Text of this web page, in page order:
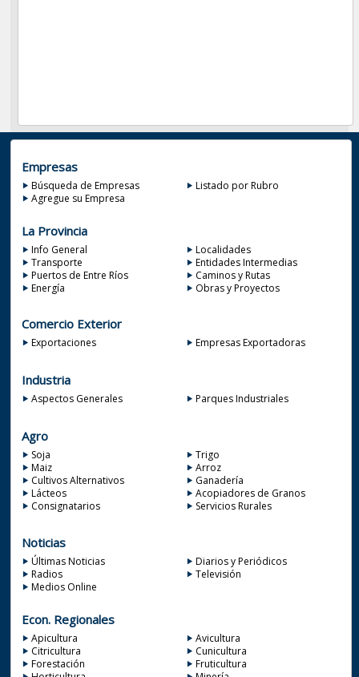
Empresas
Búsqueda de Empresas
Listado por Rubro
Agregue su Empresa
La Provincia
Info General
Localidades
Transporte
Entidades Intermedias
Puertos de Entre Ríos
Caminos y Rutas
Energía
Obras y Proyectos
Comercio Exterior
Exportaciones Empresas Exportadoras
Industria
Aspectos Generales Parques Industriales
Agro
Soja
Trigo
Maiz
Arroz
Cultivos Alternativos
Ganadería
Lácteos
Acopiadores de Granos
Consignatarios
Servicios Rurales
Noticias
Últimas Noticias
Diarios y Periódicos
Radios
Televisión
Medios Online
Econ. Regionales
Apicultura
Avicultura
Citricultura
Cunicultura
Forestación
Fruticultura